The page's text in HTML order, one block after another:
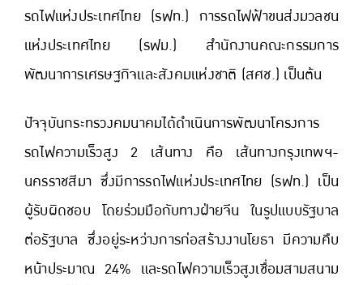
รถไฟแห่งประเทศไทย (รฟท.) การรถไฟฟ้าขนส่งมวลชน
แห่งประเทศไทย (รฟม.) สำนักงานคณะกรรมการ
พัฒนาการเศรษฐกิจและสังคมแห่งชาติ (สศช.) เป็นต้น
ปัจจุบันกระทรวงคมนาคมได้ดำเนินการพัฒนาโครงการ
รถไฟความเร็วสูง 2 เส้นทาง คือ เส้นทางกรุงเทพฯ-
นครราชสีมา ซึ่งมีการรถไฟแห่งประเทศไทย (รฟท.) เป็น
ผู้รับผิดชอบ โดยร่วมมือกับทางฝ่ายจีน ในรูปแบบรัฐบาล
ต่อรัฐบาล ซึ่งอยู่ระหว่างการก่อสร้างงานโยธา มีความคืบ
หน้าประมาณ 24% และรถไฟความเร็วสูงเชื่อมสามสนาม